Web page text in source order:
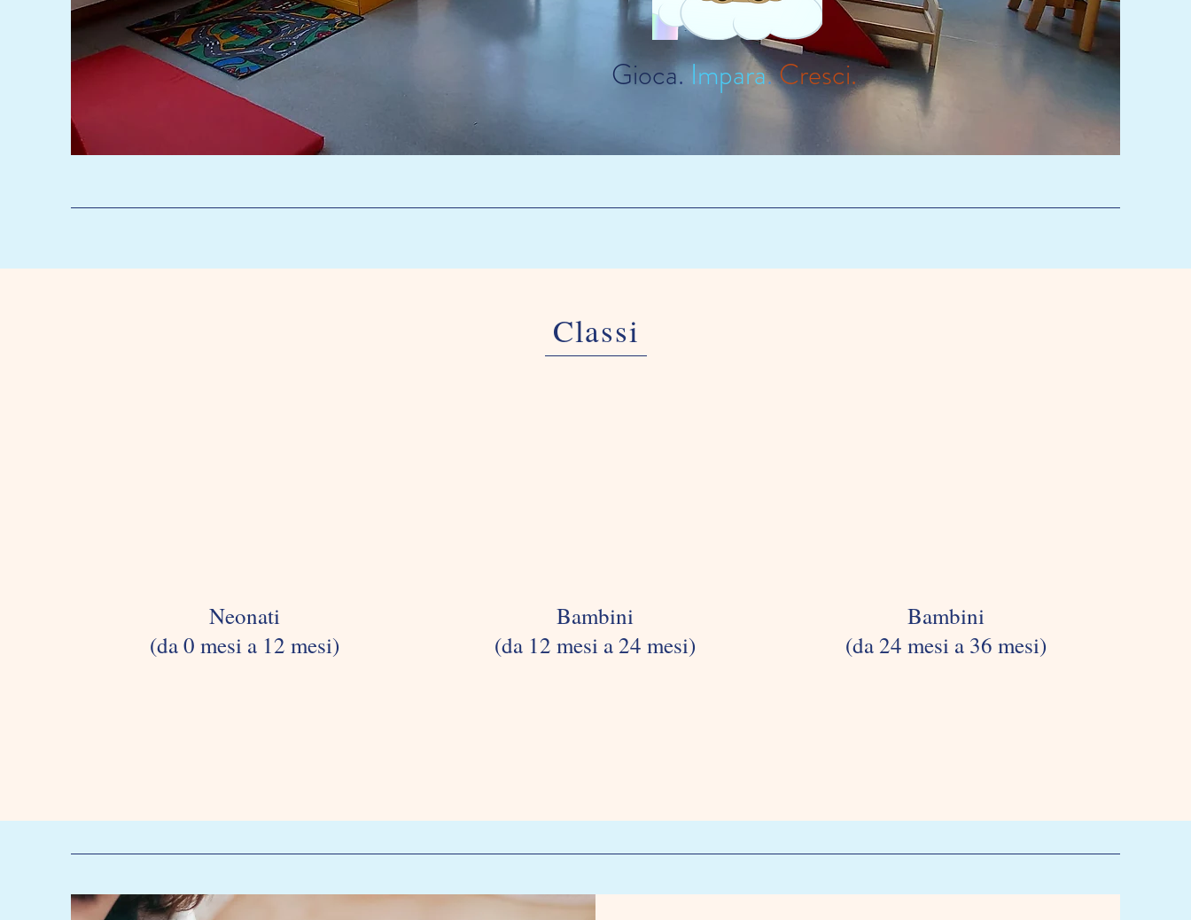
Gioca.Impara.Cresci.
Classi
Neonati
(da 0 mesi a 12 mesi)
Bambini
(da 12 mesi a 24 mesi)
Bambini
(da 24 mesi a 36 mesi)